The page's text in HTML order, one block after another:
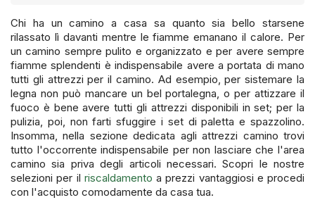
Chi ha un camino a casa sa quanto sia bello starsene
rilassato lì davanti mentre le fiamme emanano il calore. Per
un camino sempre pulito e organizzato e per avere sempre
fiamme splendenti è indispensabile avere a portata di mano
tutti gli attrezzi per il camino. Ad esempio, per sistemare la
legna non può mancare un bel portalegna, o per attizzare il
fuoco è bene avere tutti gli attrezzi disponibili in set; per la
pulizia, poi, non farti sfuggire i set di paletta e spazzolino.
Insomma, nella sezione dedicata agli attrezzi camino trovi
tutto l'occorrente indispensabile per non lasciare che l'area
camino sia priva degli articoli necessari. Scopri le nostre
selezioni per il riscaldamento a prezzi vantaggiosi e procedi
con l'acquisto comodamente da casa tua.